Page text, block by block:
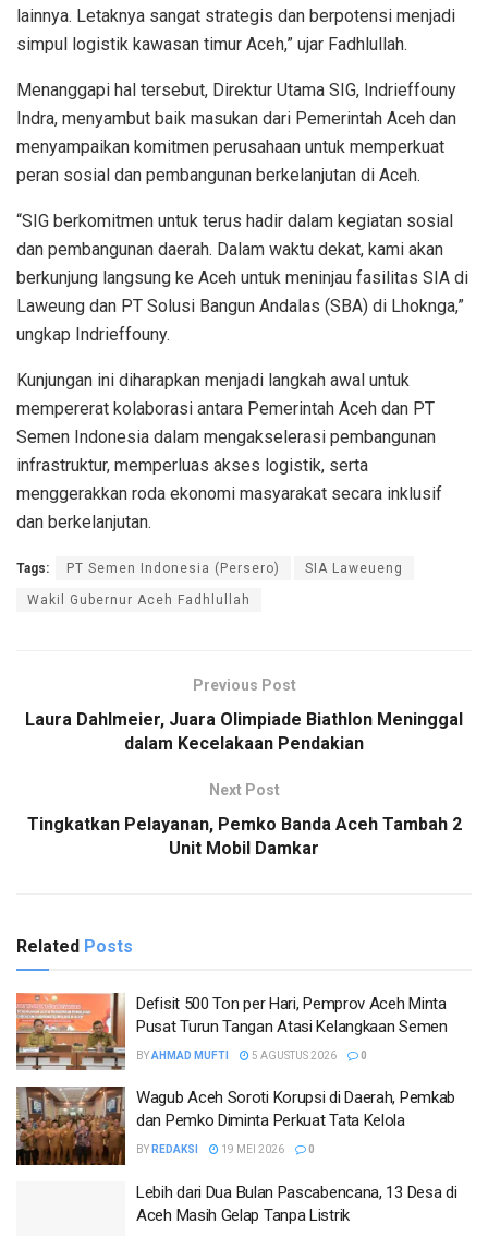
lainnya. Letaknya sangat strategis dan berpotensi menjadi
simpul logistik kawasan timur Aceh,” ujar Fadhlullah.
Menanggapi hal tersebut, Direktur Utama SIG, Indrieffouny
Indra, menyambut baik masukan dari Pemerintah Aceh dan
menyampaikan komitmen perusahaan untuk memperkuat
peran sosial dan pembangunan berkelanjutan di Aceh.
“SIG berkomitmen untuk terus hadir dalam kegiatan sosial
dan pembangunan daerah. Dalam waktu dekat, kami akan
berkunjung langsung ke Aceh untuk meninjau fasilitas SIA di
Laweung dan PT Solusi Bangun Andalas (SBA) di Lhoknga,”
ungkap Indrieffouny.
Kunjungan ini diharapkan menjadi langkah awal untuk
mempererat kolaborasi antara Pemerintah Aceh dan PT
Semen Indonesia dalam mengakselerasi pembangunan
infrastruktur, memperluas akses logistik, serta
menggerakkan roda ekonomi masyarakat secara inklusif
dan berkelanjutan.
Tags: PT Semen Indonesia (Persero) SIA Laweueng
Wakil Gubernur Aceh Fadhlullah
Previous Post
Laura Dahlmeier, Juara Olimpiade Biathlon Meninggal
dalam Kecelakaan Pendakian
Next Post
Tingkatkan Pelayanan, Pemko Banda Aceh Tambah 2
Unit Mobil Damkar
Related Posts
Defisit 500 Ton per Hari, Pemprov Aceh Minta
Pusat Turun Tangan Atasi Kelangkaan Semen
BYAHMAD MUFTI 5 AGUSTUS 2026 0
Wagub Aceh Soroti Korupsi di Daerah, Pemkab
dan Pemko Diminta Perkuat Tata Kelola
BY REDAKSI 19 MEI 2026 0
Lebih dari Dua Bulan Pascabencana, 13 Desa di
Aceh Masih Gelap Tanpa Listrik